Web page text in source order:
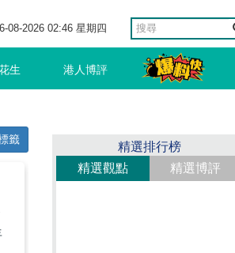
08-2026 02:46 星期四
生 港人博評
籤
精選排行榜
精選觀點
精選博評